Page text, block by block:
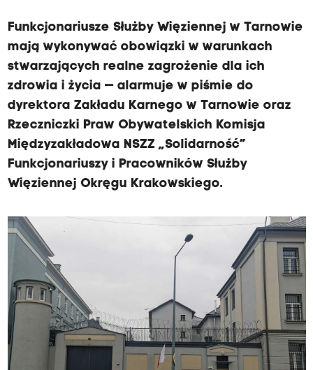
Funkcjonariusze Służby Więziennej w Tarnowie
mają wykonywać obowiązki w warunkach
stwarzających realne zagrożenie dla ich
zdrowia i życia — alarmuje w piśmie do
dyrektora Zakładu Karnego w Tarnowie oraz
Rzeczniczki Praw Obywatelskich Komisja
Międzyzakładowa NSZZ „Solidarność”
Funkcjonariuszy i Pracowników Służby
Więziennej Okręgu Krakowskiego.